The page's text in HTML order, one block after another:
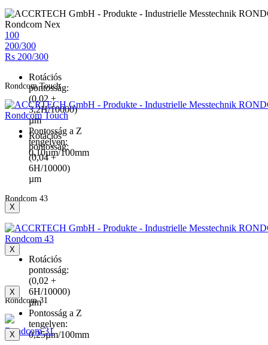
Rondcom Nex
100
200/300
Rs 200/300
Rotációs
pontosság:
(0,02 +
3,2H/10000)
µm
Pontosság a Z
tengelyen:
0,10µm/100mm
Rondcom Touch
Rondcom Touch
Rotációs
pontosság:
(0,04 +
6H/10000)
µm
Rondcom 43
Rondcom 43
Rotációs
pontosság:
(0,02 +
6H/10000)
µm
Pontosság a Z
tengelyen:
0,25µm/100mm
Rondcom 31
Rondcom 31
X
X
X
X